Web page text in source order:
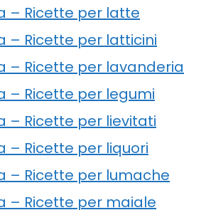
– Ricette per latte
– Ricette per latticini
– Ricette per lavanderia
– Ricette per legumi
– Ricette per lievitati
– Ricette per liquori
– Ricette per lumache
– Ricette per maiale